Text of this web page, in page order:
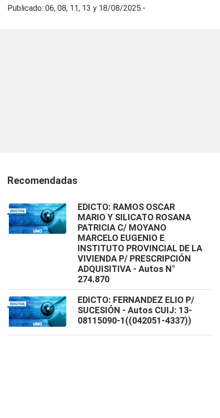
Publicado: 06, 08, 11, 13 y 18/08/2025.-
Recomendadas
EDICTO: RAMOS OSCAR
MARIO Y SILICATO ROSANA
PATRICIA C/ MOYANO
MARCELO EUGENIO E
INSTITUTO PROVINCIAL DE LA
VIVIENDA P/ PRESCRIPCIÓN
ADQUISITIVA - Autos N°
274.870
EDICTO: FERNANDEZ ELIO P/
SUCESIÓN - Autos CUIJ: 13-
08115090-1((042051-4337))